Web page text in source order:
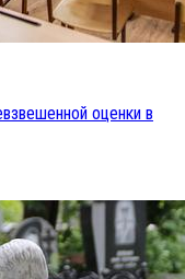
оценки в